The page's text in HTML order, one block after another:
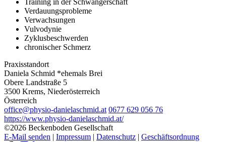
Training in der Schwangerschaft
Verdauungsprobleme
Verwachsungen
Vulvodynie
Zyklusbeschwerden
chronischer Schmerz
Praxisstandort
Daniela Schmid *ehemals Brei
Obere Landstraße 5
3500 Krems, Niederösterreich
Österreich
office@physio-danielaschmid.at 0677 629 056 76
https://www.physio-danielaschmid.at/
©2026 Beckenboden Gesellschaft
E-Mail senden | Impressum | Datenschutz | Geschäftsordnung